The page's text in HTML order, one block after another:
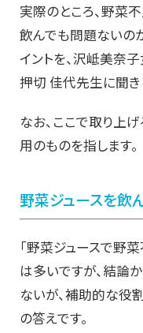
実際のところ、野菜
飲んでも問題ないの
イントを、沢岻美奈
押切 佳代先生に聞き
なお、ここで取り上
用のものを指します。
野菜ジュースを飲
「野菜ジュースで野
は多いですが、結論
ないが、補助的な役
の答えです。